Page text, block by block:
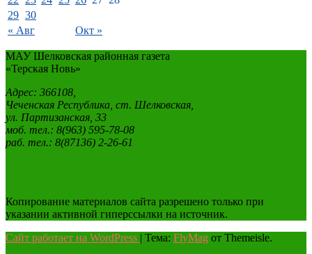
« Авг Окт »
29 30
МАУ Шелковская районная газета
«Терская Новь»
Адрес: 366108,
Чеченская Республика, ст. Шелковская,
ул. Партизанская, 33
моб. тел.: 8(963) 595-78-08
раб. тел.: 8(87136) 2-26-61
Копирование материалов сайта разрешено только при
указании активной гиперссылки на источник.
Сайт работает на WordPress | Тема: FlyMag от Themeisle.